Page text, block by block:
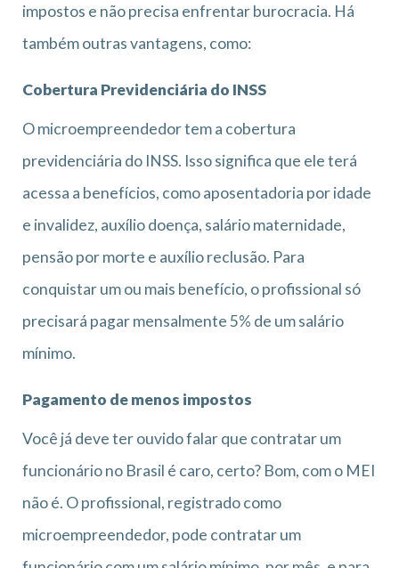
impostos e não precisa enfrentar burocracia. Há
também outras vantagens, como:
Cobertura Previdenciária do INSS
O microempreendedor tem a cobertura
previdenciária do INSS. Isso significa que ele terá
acessa a benefícios, como aposentadoria por idade
e invalidez, auxílio doença, salário maternidade,
pensão por morte e auxílio reclusão. Para
conquistar um ou mais benefício, o profissional só
precisará pagar mensalmente 5% de um salário
mínimo.
Pagamento de menos impostos
Você já deve ter ouvido falar que contratar um
funcionário no Brasil é caro, certo? Bom, com o MEI
não é. O profissional, registrado como
microempreendedor, pode contratar um